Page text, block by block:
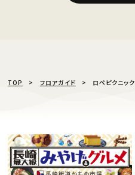
TOP フロアガイド ロペピクニック